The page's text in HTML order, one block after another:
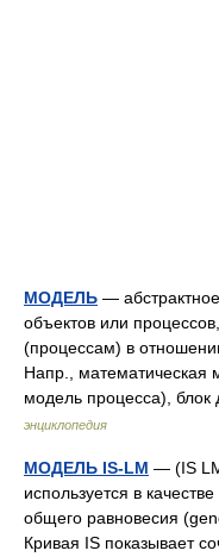
МОДЕЛЬ —
объектов или
(процессам) в
Напр., математическая
модель процесса),
энциклопедия
МОДЕЛЬ IS-LM — (IS
используется в
общего равновесия
Кривая IS показывает